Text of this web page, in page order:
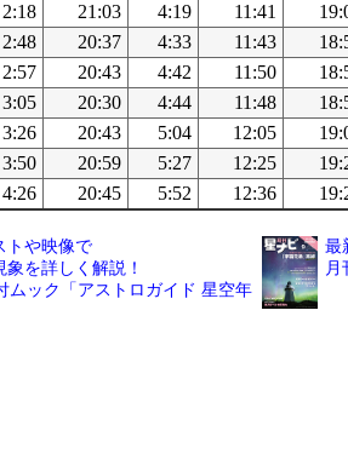
2:18 21:03 4:19 11:41
2:48 20:37 4:33 11:43
2:57 20:43 4:42 11:50
3:05 20:30 4:44 11:48
3:26 20:43 5:04 12:05
3:50 20:59 5:27 12:25
4:26 20:45 5:52 12:36
トや映像で
象を詳しく解説！
ムック「アストロガイド 星空年
最
月